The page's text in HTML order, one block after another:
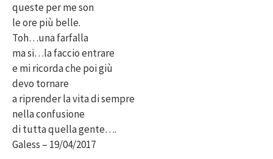
queste per me son
le ore più belle.
Toh…una farfalla
ma si…la faccio entrare
e mi ricorda che poi giù
devo tornare
a riprender la vita di sempre
nella confusione
di tutta quella gente….
Galess – 19/04/2017